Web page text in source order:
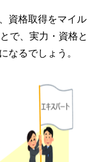
資格取得をマイル
で、実力・資格と
なるでしょう。